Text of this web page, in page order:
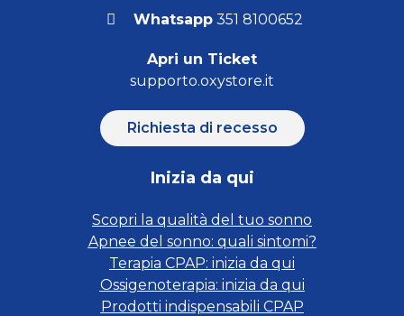
Whatsapp351 8100652
Apri un Ticket
supporto.oxystore.it
Richiesta di recesso
Inizia da qui
Scopri la qualità del tuo sonno
Apnee del sonno: quali sintomi?
Terapia CPAP: inizia da qui
Ossigenoterapia: inizia da qui
Prodotti indispensabili CPAP